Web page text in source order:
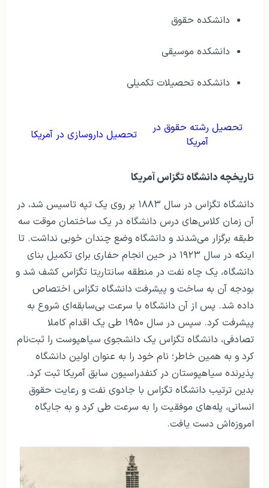
دانشکده حقوق
دانشکده موسیقی
دانشکده تحصیلات تکمیلی
تحصیل رشته حقوق در
آمریکا
تحصیل داروسازی در آمریکا
تاریخچه دانشگاه تگزاس آمریکا
دانشگاه تگزاس در سال ۱۸۸۳ بر روی یک تپه تاسیس شد، در
آن زمان کلاس‌های درس دانشگاه در یک ساختمان موقت سه
طبقه برگزار می‌شدند و دانشگاه وضع چندان خوبی نداشت. تا
اینکه در سال ۱۹۲۳ در حین انجام حفاری‌ برای تکمیل بنای
دانشگاه، یک چاه نفت در منطقه سانتاریتا تگزاس کشف شد و
بودجه آن به ساخت و پیشرفت دانشگاه تگزاس اختصاص
داده شد. پس از آن دانشگاه با سرعت بی‌سابقه‌ای شروع به
پیشرفت کرد. سپس در سال ۱۹۵۰ طی یک اقدام کاملا
تصادفی، دانشگاه تگزاس یک دانشجوی سیاهپوست را ثبت‌نام
کرد و به همین خاطر؛ نام خود را به عنوان اولین دانشگاه
پذیرنده سیاهپوستان در کنفدراسیون سابق آمریکا ثبت کرد.
بدین ترتیب دانشگاه تگزاس با جادوی نفت و رعایت حقوق
انسانی، پله‌های موفقیت را به سرعت طی کرد و به جایگاه
امروزه‌اش دست یافت.